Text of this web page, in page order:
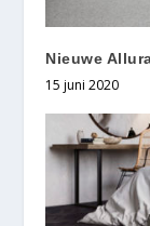
Nieuwe
15 juni 2020